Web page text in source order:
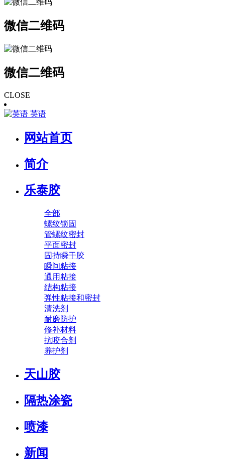
微信二维码
微信二维码
CLOSE
英语
网站首页
简介
乐泰胶
全部
螺纹锁固
管螺纹密封
平面密封
固持瞬干胶
瞬间粘接
通用粘接
结构粘接
弹性粘接和密封
清洗剂
耐磨防护
修补材料
抗咬合剂
养护剂
天山胶
隔热涂瓷
喷漆
新闻